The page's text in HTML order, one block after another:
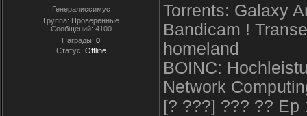
Генералиссимус
Группа: Проверенные
Сообщений: 4100
Награды: 0
Статус: Offline
Torrents: Galaxy
Bandicam !
homeland
BOINC:
Network
[? ???] ??? ?? Ep